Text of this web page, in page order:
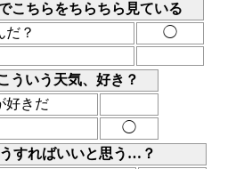
こちらをちらちら見ている
だ？
◯
ういう天気、好き？
好きだ
◯
すればいいと思う…？